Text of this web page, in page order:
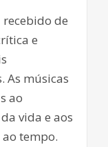
de
e
As músicas
ao
vida e aos
tempo.